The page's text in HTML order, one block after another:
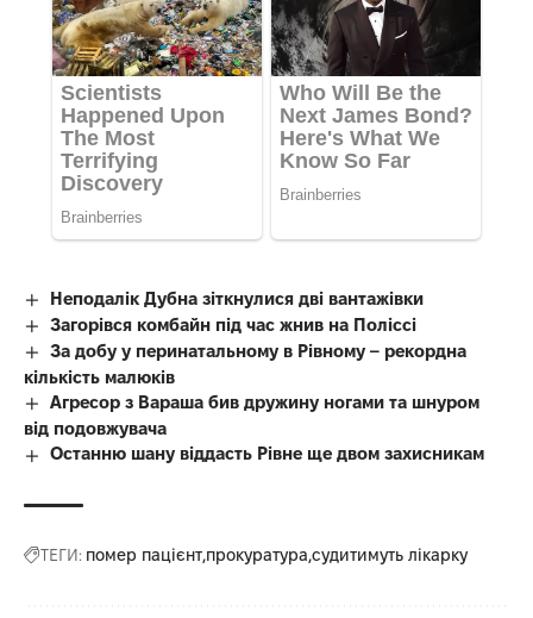
Неподалік Дубна зіткнулися дві вантажівки
Загорівся комбайн під час жнив на Поліссі
За добу у перинатальному в Рівному – рекордна
кількість малюків
Агресор з Вараша бив дружину ногами та шнуром
від подовжувача
Останню шану віддасть Рівне ще двом захисникам
ТЕГИ: помер пацієнт прокуратура судитимуть лікарку